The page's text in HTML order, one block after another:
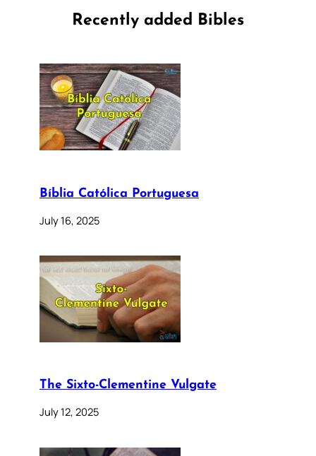
Recently added Bibles
Bíblia Católica Portuguesa
July 16, 2025
The Sixto-Clementine Vulgate
July 12, 2025